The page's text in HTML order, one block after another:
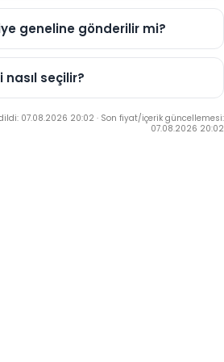
geneline gönderilir mi?
seçilir?
07.08.2026 20:02 · Son fiyat/içerik güncellemesi:
07.08.2026 20:02